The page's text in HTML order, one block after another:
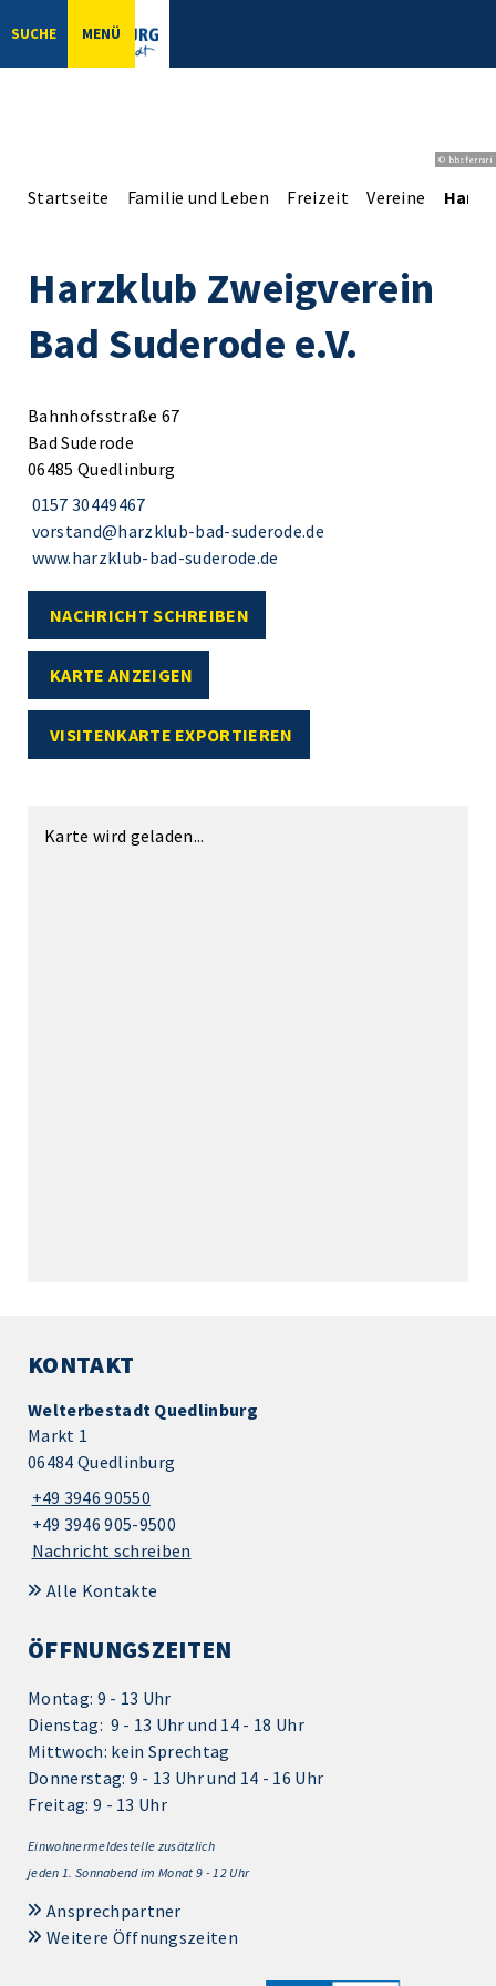
SUCHE MENÜ
© bbsferrari
Startseite Familie und Leben Freizeit Vereine
Harzklub Zweigverein
Bad Suderode e.V.
Bahnhofsstraße 67
Bad Suderode
06485 Quedlinburg
0157 30449467
vorstand@harzklub-bad-suderode.de
www.harzklub-bad-suderode.de
NACHRICHT SCHREIBEN
KARTE ANZEIGEN
VISITENKARTE EXPORTIEREN
Karte wird geladen...
KONTAKT
Welterbestadt Quedlinburg
Markt 1
06484 Quedlinburg
+49 3946 90550
+49 3946 905-9500
Nachricht schreiben
Alle Kontakte
ÖFFNUNGSZEITEN
Montag: 9 - 13 Uhr
Dienstag: 9 - 13 Uhr und 14 - 18 Uhr
Mittwoch: kein Sprechtag
Donnerstag: 9 - 13 Uhr und 14 - 16 Uhr
Freitag: 9 - 13 Uhr
Einwohnermeldestelle zusätzlich
jeden 1. Sonnabend im Monat 9 - 12 Uhr
Ansprechpartner
Weitere Öffnungszeiten